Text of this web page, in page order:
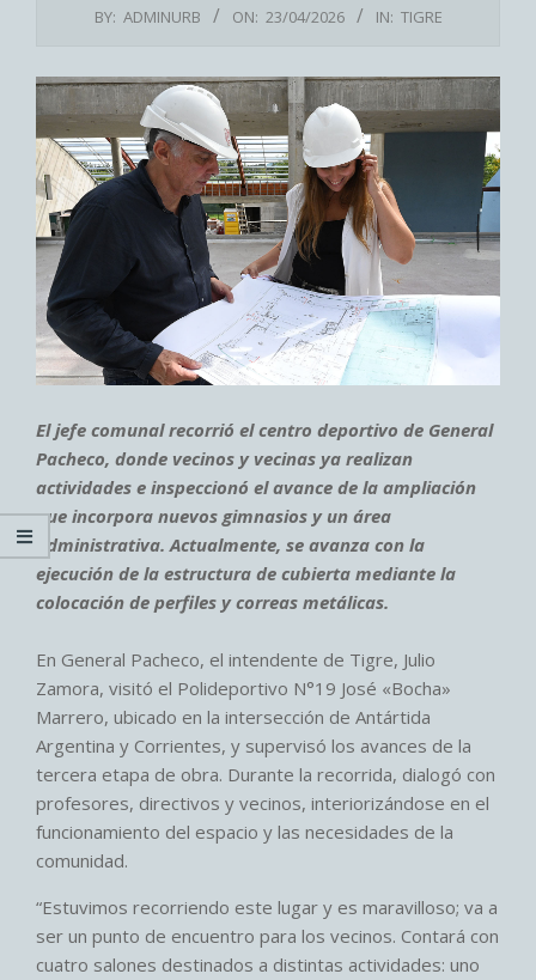
BY: ADMINURB ON: 23/04/2026 IN: TIGRE
El jefe comunal recorrió el centro deportivo de General
Pacheco, donde vecinos y vecinas ya realizan
actividades e inspeccionó el avance de la ampliación
que incorpora nuevos gimnasios y un área
administrativa. Actualmente, se avanza con la
ejecución de la estructura de cubierta mediante la
colocación de perfiles y correas metálicas.
En General Pacheco, el intendente de Tigre, Julio
Zamora, visitó el Polideportivo N°19 José «Bocha»
Marrero, ubicado en la intersección de Antártida
Argentina y Corrientes, y supervisó los avances de la
tercera etapa de obra. Durante la recorrida, dialogó con
profesores, directivos y vecinos, interiorizándose en el
funcionamiento del espacio y las necesidades de la
comunidad.
“Estuvimos recorriendo este lugar y es maravilloso; va a
ser un punto de encuentro para los vecinos. Contará con
cuatro salones destinados a distintas actividades: uno